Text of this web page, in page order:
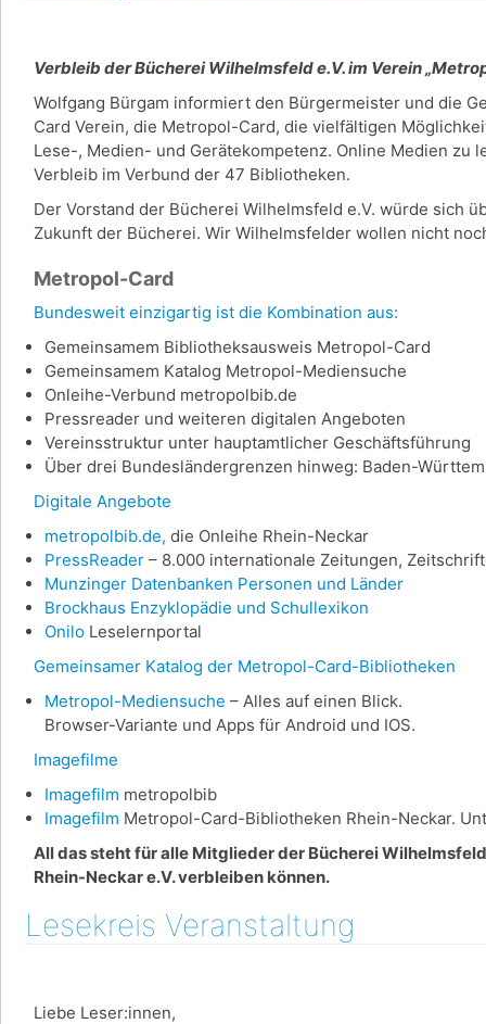
Verbleib der Bücherei Wilhelmsfeld e.V. im Verein
Wolfgang Bürgam informiert den Bürgermeister und die
Card Verein, die Metropol-Card, die vielfältigen
Lese-, Medien- und Gerätekompetenz. Online Medien
Verbleib im Verbund der 47 Bibliotheken.
Der Vorstand der Bücherei Wilhelmsfeld e.V. würde sich
Zukunft der Bücherei. Wir Wilhelmsfelder wollen nicht
Metropol-Card
Bundesweit einzigartig ist die Kombination aus:
Gemeinsamem Bibliotheksausweis Metropol-Card
Gemeinsamem Katalog Metropol-Mediensuche
Onleihe-Verbund metropolbib.de
Pressreader und weiteren digitalen Angeboten
Vereinsstruktur unter hauptamtlicher Geschäftsführung
Über drei Bundesländergrenzen hinweg: Baden-
Digitale Angebote
metropolbib.de, die Onleihe Rhein-Neckar
PressReader – 8.000 internationale Zeitungen,
Munzinger Datenbanken Personen und Länder
Brockhaus Enzyklopädie und Schullexikon
Onilo Leselernportal
Gemeinsamer Katalog der Metropol-Card-Bibliotheken
Metropol-Mediensuche – Alles auf einen Blick.
Browser-Variante und Apps für Android und IOS.
Imagefilme
Imagefilm metropolbib
Imagefilm Metropol-Card-Bibliotheken Rhein-Neckar.
All das steht für alle Mitglieder der Bücherei
Rhein-Neckar e.V. verbleiben können.
Lesekreis Veranstaltung
Liebe Leser:innen,